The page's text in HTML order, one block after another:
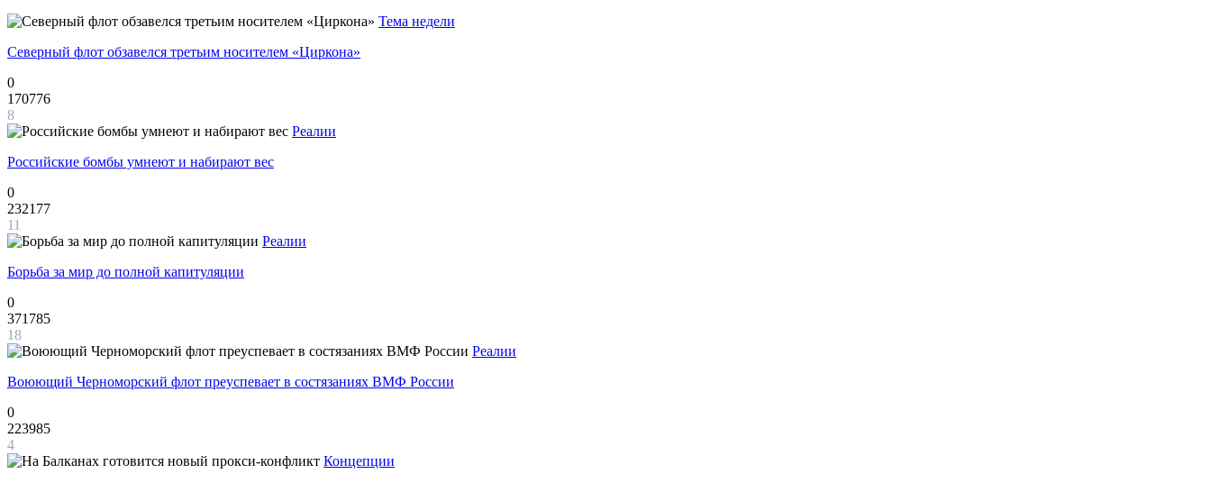
Тема недели
Северный флот обзавелся третьим носителем «Циркона»
0
170776
8
Реалии
Российские бомбы умнеют и набирают вес
0
232177
11
Реалии
Борьба за мир до полной капитуляции
0
371785
18
Реалии
Воюющий Черноморский флот преуспевает в состязаниях ВМФ России
0
223985
4
Концепции